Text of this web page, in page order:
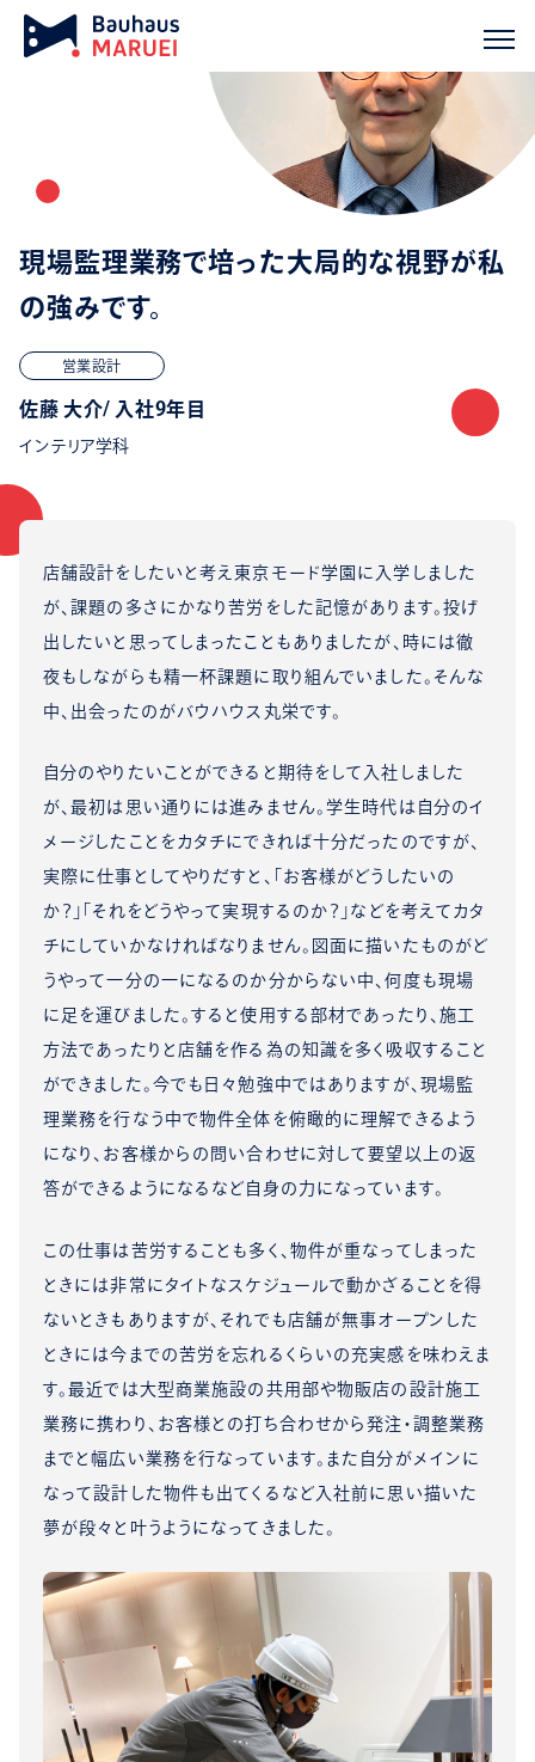
現場監理業務で培った大局的な視野が私
の強みです。
営業設計
佐藤 大介/ 入社9年目
インテリア学科
店舗設計をしたいと考え東京モード学園に入学しました
が、課題の多さにかなり苦労をした記憶があります。投げ
出したいと思ってしまったこともありましたが、時には徹
夜もしながらも精一杯課題に取り組んでいました。そんな
中、出会ったのがバウハウス丸栄です。
自分のやりたいことができると期待をして入社しました
が、最初は思い通りには進みません。学生時代は自分のイ
メージしたことをカタチにできれば十分だったのですが、
実際に仕事としてやりだすと、「お客様がどうしたいの
か？」「それをどうやって実現するのか？」などを考えてカタ
チにしていかなければなりません。図面に描いたものがど
うやって一分の一になるのか分からない中、何度も現場
に足を運びました。すると使用する部材であったり、施工
方法であったりと店舗を作る為の知識を多く吸収すること
ができました。今でも日々勉強中ではありますが、現場監
理業務を行なう中で物件全体を俯瞰的に理解できるよう
になり、お客様からの問い合わせに対して要望以上の返
答ができるようになるなど自身の力になっています。
この仕事は苦労することも多く、物件が重なってしまった
ときには非常にタイトなスケジュールで動かざることを得
ないときもありますが、それでも店舗が無事オープンした
ときには今までの苦労を忘れるくらいの充実感を味わえま
す。最近では大型商業施設の共用部や物販店の設計施工
業務に携わり、お客様との打ち合わせから発注・調整業務
までと幅広い業務を行なっています。また自分がメインに
なって設計した物件も出てくるなど入社前に思い描いた
夢が段々と叶うようになってきました。